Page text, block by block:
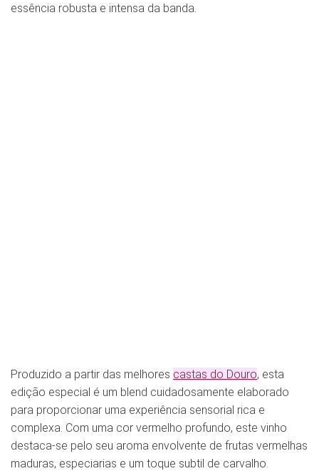
essência robusta e intensa da banda.
Produzido a partir das melhores castas do Douro, esta
edição especial é um blend cuidadosamente elaborado
para proporcionar uma experiência sensorial rica e
complexa. Com uma cor vermelho profundo, este vinho
destaca-se pelo seu aroma envolvente de frutas vermelhas
maduras, especiarias e um toque subtil de carvalho.